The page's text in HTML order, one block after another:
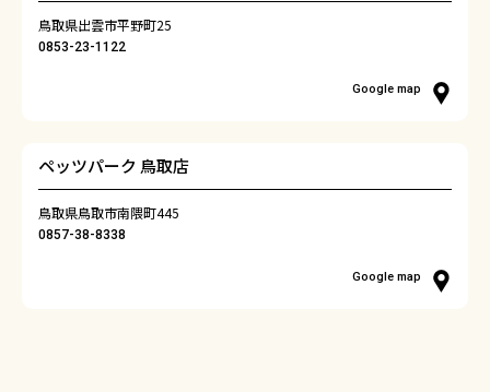
鳥取県出雲市平野町25
0853-23-1122
Google map
ペッツパーク 鳥取店
鳥取県鳥取市南隈町445
0857-38-8338
Google map